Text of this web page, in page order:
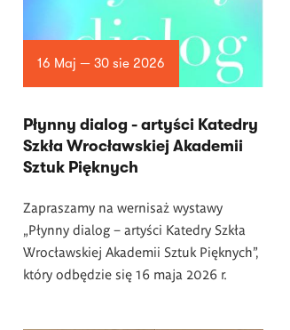
16 Maj — 30 sie 2026
Płynny dialog - artyści Katedry
Szkła Wrocławskiej Akademii
Sztuk Pięknych
Zapraszamy na wernisaż wystawy
„Płynny dialog – artyści Katedry Szkła
Wrocławskiej Akademii Sztuk Pięknych”,
który odbędzie się 16 maja 2026 r.